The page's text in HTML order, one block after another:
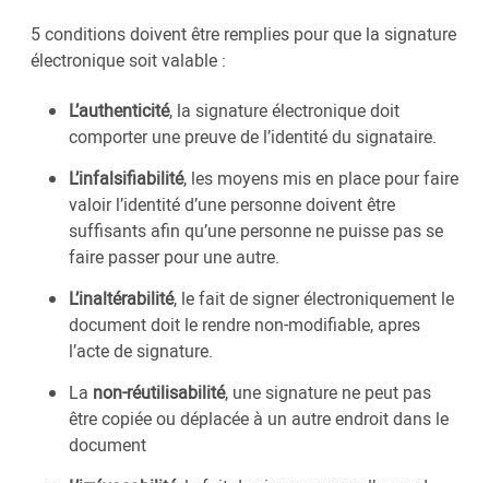
5 conditions doivent être remplies pour que la signature
électronique soit valable :
L’authenticité, la signature électronique doit
comporter une preuve de l’identité du signataire.
L’infalsifiabilité, les moyens mis en place pour faire
valoir l’identité d’une personne doivent être
suffisants afin qu’une personne ne puisse pas se
faire passer pour une autre.
L’inaltérabilité, le fait de signer électroniquement le
document doit le rendre non-modifiable, apres
l’acte de signature.
La non-réutilisabilité, une signature ne peut pas
être copiée ou déplacée à un autre endroit dans le
document